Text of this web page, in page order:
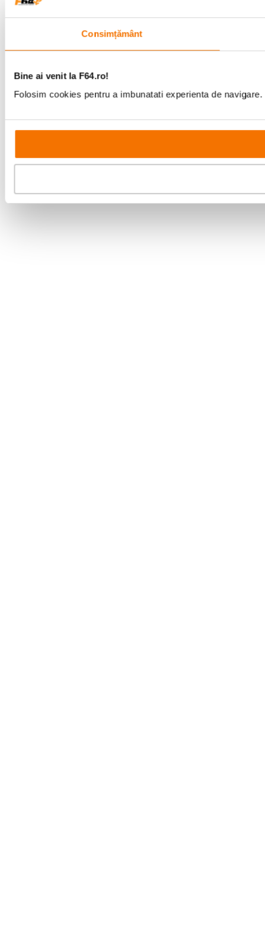
Consimțământ
Bine ai venit la F64.ro!
Folosim cookies pentru a imbunatati experienta de